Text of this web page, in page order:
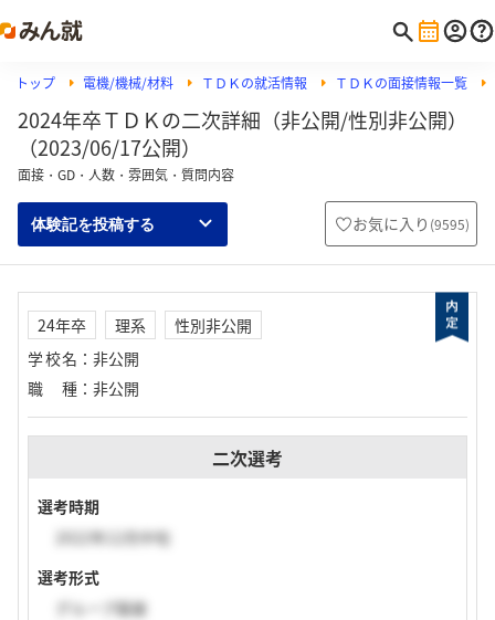
トップ 電機/機械/材料 ＴＤＫの就活情報 ＴＤＫの面接情報一覧
2024年卒ＴＤＫの二次詳細（非公開/性別非公開）
（2023/06/17公開）
面接・GD・人数・雰囲気・質問内容
体験記を投稿する お気に入り (9595)
24年卒 理系
性別非公開
学校名 ： 非公開
職種 ： 非公開
二次選考
選考時期
2022年12月中旬
選考形式
グループ面接